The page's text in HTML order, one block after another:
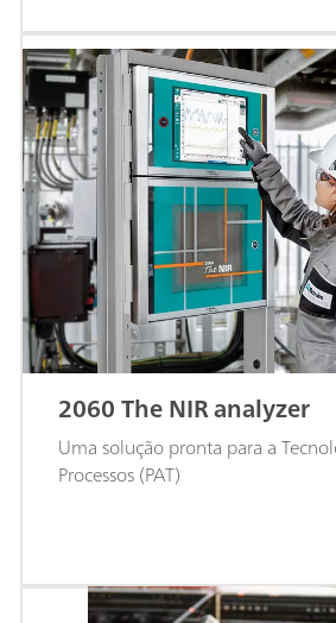
2060 The NIR analyzer
Uma solução pronta para a
Processos (PAT)